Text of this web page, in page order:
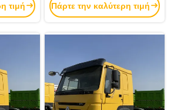
τιμή
κλιματισμό
Πάρτε την καλύτερη τιμή